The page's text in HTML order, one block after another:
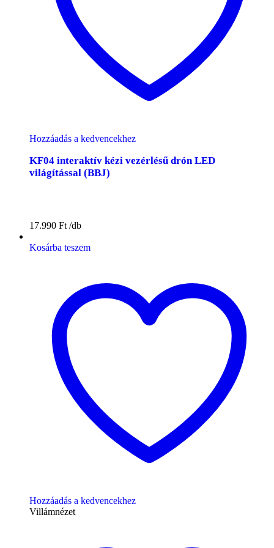
Hozzáadás a kedvencekhez
KF04 interaktív kézi vezérlésű drón LED
világítással (BBJ)
17.990 Ft
Kosárba teszem
Hozzáadás a kedvencekhez
Villámnézet